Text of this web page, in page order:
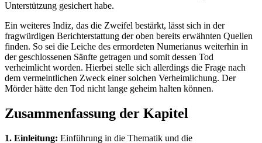
Unterstützung gesichert habe.
Ein weiteres Indiz, das die Zweifel bestärkt, lässt sich in der
fragwürdigen Berichterstattung der oben bereits erwähnten Quellen
finden. So sei die Leiche des ermordeten Numerianus weiterhin in
der geschlossenen Sänfte getragen und somit dessen Tod
verheimlicht worden. Hierbei stelle sich allerdings die Frage nach
dem vermeintlichen Zweck einer solchen Verheimlichung. Der
Mörder hätte den Tod nicht lange geheim halten können.
Zusammenfassung der Kapitel
1. Einleitung: Einführung in die Thematik und die